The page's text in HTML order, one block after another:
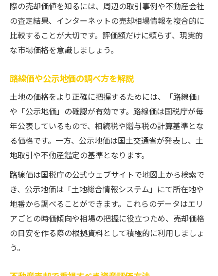
際の売却価値を知るには、周辺の取引事例や不動産会社
の査定結果、インターネットの売却相場情報を複合的に
比較することが大切です。評価額だけに頼らず、現実的
な市場価格を意識しましょう。
路線価や公示地価の調べ方を解説
土地の価格をより正確に把握するためには、「路線価」
や「公示地価」の確認が有効です。路線価は国税庁が毎
年公表しているもので、相続税や贈与税の計算基準とな
る価格です。一方、公示地価は国土交通省が発表し、土
地取引や不動産鑑定の基準となります。
路線価は国税庁の公式ウェブサイトで地図上から検索で
き、公示地価は「土地総合情報システム」にて所在地や
地番から調べることができます。これらのデータはエリ
アごとの時価傾向や相場の把握に役立つため、売却価格
の目安を作る際の根拠資料として積極的に利用しましょ
う。